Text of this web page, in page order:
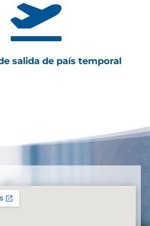

salida de país temporal